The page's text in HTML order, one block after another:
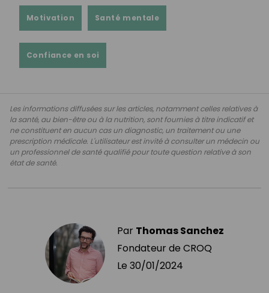
Motivation Santé mentale
Confiance en soi
Les informations diffusées sur les articles, notamment celles relatives à
la santé, au bien-être ou à la nutrition, sont fournies à titre indicatif et
ne constituent en aucun cas un diagnostic, un traitement ou une
prescription médicale. L'utilisateur est invité à consulter un médecin ou
un professionnel de santé qualifié pour toute question relative à son
état de santé.
Par Thomas Sanchez
Fondateur de CROQ
Le 30/01/2024